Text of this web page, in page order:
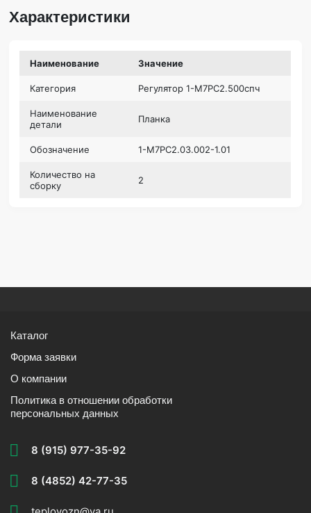
Характеристики
Наименование Значение
Категория Регулятор 1-М7РС2.500спч
Наименование
детали
Планка
Обозначение 1-М7РС2.03.002-1.01
Количество на
сборку
2
Каталог
Форма заявки
О компании
Политика в отношении обработки
персональных данных
8 (915) 977-35-92
8 (4852) 42-77-35